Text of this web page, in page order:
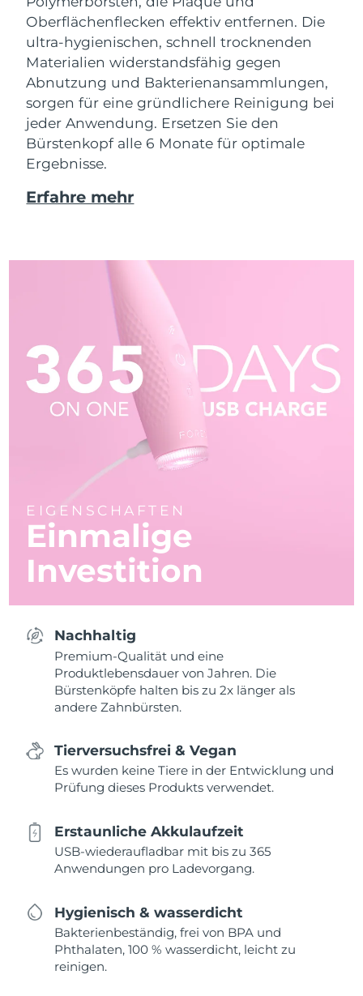
Oberflächenflecken effektiv entfernen. Die
ultra-hygienischen, schnell trocknenden
Materialien widerstandsfähig gegen
Abnutzung und Bakterienansammlungen,
sorgen für eine gründlichere Reinigung bei
jeder Anwendung. Ersetzen Sie den
Bürstenkopf alle 6 Monate für optimale
Ergebnisse.
Erfahre mehr
EIGENSCHAFTEN
Einmalige
Investition
Nachhaltig
Premium-Qualität und eine
Produktlebensdauer von Jahren. Die
Bürstenköpfe halten bis zu 2x länger als
andere Zahnbürsten.
Tierversuchsfrei & Vegan
Es wurden keine Tiere in der Entwicklung und
Prüfung dieses Produkts verwendet.
Erstaunliche Akkulaufzeit
USB-wiederaufladbar mit bis zu 365
Anwendungen pro Ladevorgang.
Hygienisch & wasserdicht
Bakterienbeständig, frei von BPA und
Phthalaten, 100 % wasserdicht, leicht zu
reinigen.